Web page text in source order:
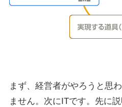
まず、経営者がやろうと思
ません。次にITです。先に